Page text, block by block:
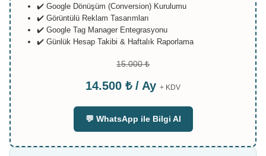
✔️ Google Dönüşüm (Conversion) Kurulumu
✔️ Görüntülü Reklam Tasarımları
✔️ Google Tag Manager Entegrasyonu
✔️ Günlük Hesap Takibi & Haftalık Raporlama
15.000 ₺
14.500 ₺ / Ay + KDV
💬 WhatsApp ile Bilgi Al